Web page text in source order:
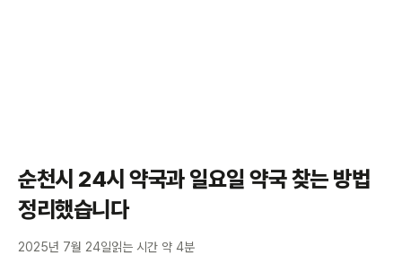
순천시 24시 약국과 일요일 약국 찾는 방법
정리했습니다
2025년 7월 24일읽는 시간 약 4분